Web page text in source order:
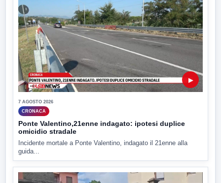
▶
7 AGOSTO 2026
CRONACA
Ponte Valentino,21enne indagato: ipotesi duplice
omicidio stradale
Incidente mortale a Ponte Valentino, indagato il 21enne alla
guida...